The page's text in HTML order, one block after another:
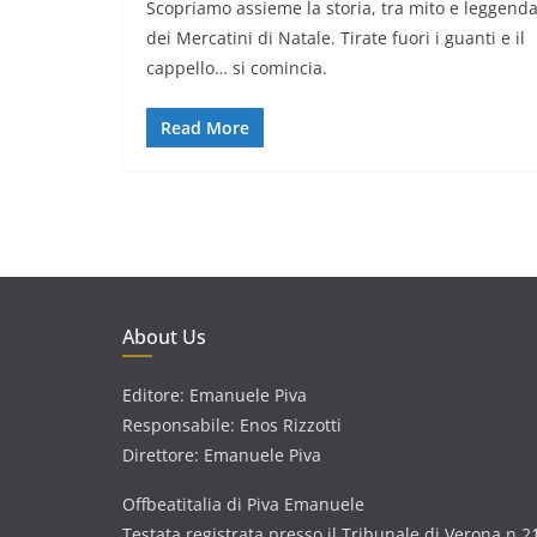
Scopriamo assieme la storia, tra mito e leggenda
dei Mercatini di Natale. Tirate fuori i guanti e il
cappello… si comincia.
Read More
About Us
Editore: Emanuele Piva
Responsabile: Enos Rizzotti
Direttore: Emanuele Piva
Offbeatitalia di Piva Emanuele